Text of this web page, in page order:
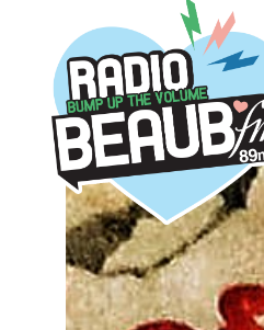
Panneau de gestion des cookies